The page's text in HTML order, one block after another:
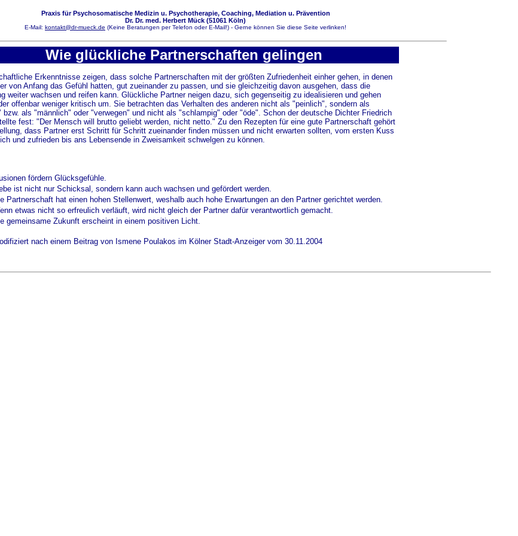
Praxis für Psychosomatische Medizin u. Psychotherapie, Coaching, Mediation u. Prävention
Dr. Dr. med. Herbert Mück (51061 Köln)
E-Mail: kontakt@dr-mueck.de (Keine Beratungen per Telefon oder E-Mail!) - Gerne können Sie diese Seite verlinken!
Wie glückliche Partnerschaften gelingen
Erkenntnisse zeigen, dass solche Partnerschaften mit der größten Zufriedenheit einher gehen, in denen
von Anfang das Gefühl hatten, gut zueinander zu passen, und sie gleichzeitig davon ausgehen, dass die
weiter wachsen und reifen kann. Glückliche Partner neigen dazu, sich gegenseitig zu idealisieren und gehen
offenbar weniger kritisch um. Sie betrachten das Verhalten des anderen nicht als "peinlich", sondern als
bzw. als "männlich" oder "verwegen" und nicht als "schlampig" oder "öde". Schon der deutsche Dichter Friedrich
fest: "Der Mensch will brutto geliebt werden, nicht netto." Zu den Rezepten für eine gute Partnerschaft gehört
dass Partner erst Schritt für Schritt zueinander finden müssen und nicht erwarten sollten, vom ersten Kuss
und zufrieden bis ans Lebensende in Zweisamkeit schwelgen zu können.
fördern Glücksgefühle.
ist nicht nur Schicksal, sondern kann auch wachsen und gefördert werden.
Partnerschaft hat einen hohen Stellenwert, weshalb auch hohe Erwartungen an den Partner gerichtet werden.
etwas nicht so erfreulich verläuft, wird nicht gleich der Partner dafür verantwortlich gemacht.
gemeinsame Zukunft erscheint in einem positiven Licht.
nach einem Beitrag von Ismene Poulakos im Kölner Stadt-Anzeiger vom 30.11.2004